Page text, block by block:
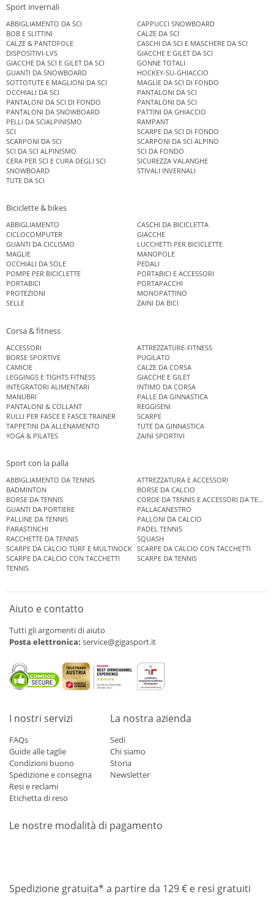
Sport invernali
ABBIGLIAMENTO DA SCI
CAPPUCCI SNOWBOARD
BOB E SLITTINI
CALZE DA SCI
CALZE & PANTOFOLE
CASCHI DA SCI E MASCHERE DA SCI
DISPOSITIVI-LVS
GIACCHE E GILET DA SCI
GIACCHE DA SCI E GILET DA SCI
GONNE TOTALI
GUANTI DA SNOWBOARD
HOCKEY-SU-GHIACCIO
SOTTOTUTE E MAGLIONI DA SCI
MAGLIE DA SCI DI FONDO
OCCHIALI DA SCI
PANTALONI DA SCI
PANTALONI DA SCI DI FONDO
PANTALONI DA SCI
PANTALONI DA SNOWBOARD
PATTINI DA GHIACCIO
PELLI DA SCIALPINISMO
RAMPANT
SCI
SCARPE DA SCI DI FONDO
SCARPONI DA SCI
SCARPONI DA SCI ALPINO
SCI DA SCI ALPINISMO
SCI DA FONDO
CERA PER SCI E CURA DEGLI SCI
SICUREZZA VALANGHE
SNOWBOARD
STIVALI INVERNALI
TUTE DA SCI
Biciclette & bikes
ABBIGLIAMENTO
CASCHI DA BICICLETTA
CICLOCOMPUTER
GIACCHE
GUANTI DA CICLISMO
LUCCHETTI PER BICICLETTE
MAGLIE
MANOPOLE
OCCHIALI DA SOLE
PEDALI
POMPE PER BICICLETTE
PORTABICI E ACCESSORI
PORTABICI
PORTAPACCHI
PROTEZIONI
MONOPATTINO
SELLE
ZAINI DA BICI
Corsa & fitness
ACCESSORI
ATTREZZATURE-FITNESS
BORSE SPORTIVE
PUGILATO
CAMICIE
CALZE DA CORSA
LEGGINGS E TIGHTS FITNESS
GIACCHE E GILET
INTEGRATORI ALIMENTARI
INTIMO DA CORSA
MANUBRI
PALLE DA GINNASTICA
PANTALONI & COLLANT
REGGISENI
RULLI PER FASCE E FASCE TRAINER
SCARPE
TAPPETINI DA ALLENAMENTO
TUTE DA GINNASTICA
YOGA & PILATES
ZAINI SPORTIVI
Sport con la palla
ABBIGLIAMENTO DA TENNIS
ATTREZZATURA E ACCESSORI
BADMINTON
BORSE DA CALCIO
BORSE DA TENNIS
CORDE DA TENNIS E ACCESSORI DA TENNIS
GUANTI DA PORTIERE
PALLACANESTRO
PALLINE DA TENNIS
PALLONI DA CALCIO
PARASTINCHI
PADEL TENNIS
RACCHETTE DA TENNIS
SQUASH
SCARPE DA CALCIO TURF E MULTINOCK SCARPE DA CALCIO CON TACCHETTI
SCARPE DA CALCIO CON TACCHETTI
SCARPE DA TENNIS
TENNIS
Aiuto e contatto
Tutti gli argomenti di aiuto
Posta elettronica: service@gigasport.it
I nostri servizi
FAQs
Guide alle taglie
Condizioni buono
Spedizione e consegna
Resi e reclami
Etichetta di reso
La nostra azienda
Sedi
Chi siamo
Storia
Newsletter
Le nostre modalità di pagamento
Spedizione gratuita* a partire da 129 € e resi gratuiti